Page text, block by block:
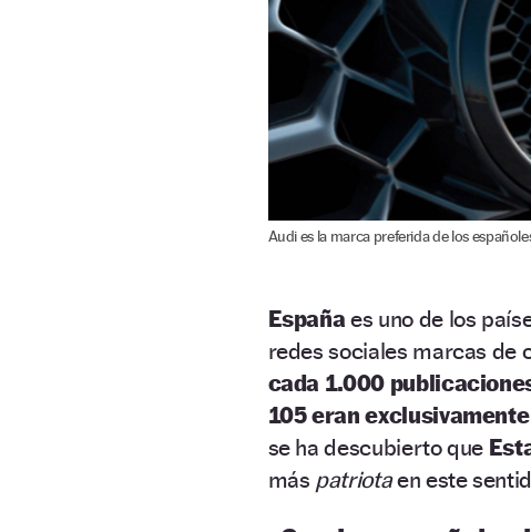
Audi es la marca preferida de los
España es uno de los
redes sociales marcas de
cada 1.000
105 eran
se ha descubierto que
más patriotaen este